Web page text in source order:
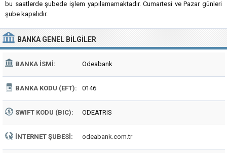
bu saatlerde şubede işlem yapılamamaktadır. Cumartesi ve Pazar günleri
şube kapalıdır.
BANKA GENEL BILGILER
BANKA İSMI: Odeabank
BANKA KODU (EFT): 0146
SWIFT KODU (BIC): ODEATRIS
İNTERNET ŞUBESI: odeabank.com.tr